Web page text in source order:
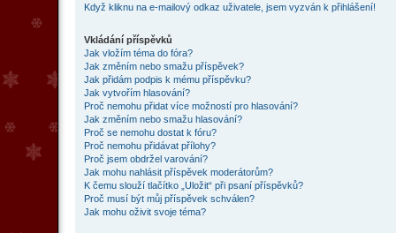
Když kliknu na e-mailový odkaz uživatele, jsem vyzván k přihlášení!
Vkládání příspěvků
Jak vložím téma do fóra?
Jak změním nebo smažu příspěvek?
Jak přidám podpis k mému příspěvku?
Jak vytvořím hlasování?
Proč nemohu přidat více možností pro hlasování?
Jak změním nebo smažu hlasování?
Proč se nemohu dostat k fóru?
Proč nemohu přidávat přílohy?
Proč jsem obdržel varování?
Jak mohu nahlásit příspěvek moderátorům?
K čemu slouží tlačítko „Uložit“ při psaní příspěvků?
Proč musí být můj příspěvek schválen?
Jak mohu oživit svoje téma?